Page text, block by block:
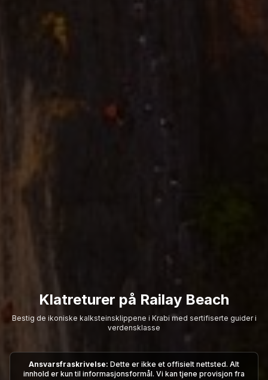
Klatreturer på Railay Beach
Bestig de ikoniske kalksteinsklippene i Krabi med sertifiserte guider i
verdensklasse
Ansvarsfraskrivelse: Dette er ikke et offisielt nettsted. Alt
innhold er kun til informasjonsformål. Vi kan tjene provisjon fra